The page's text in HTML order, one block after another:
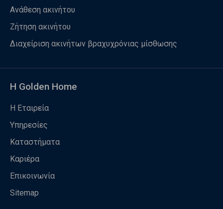
Ανάθεση ακινήτου
Ζήτηση ακινήτου
Διαχείριση ακινήτων βραχυχρόνιας μίσθωσης
Η Golden Home
Η Εταιρεία
Υπηρεσίες
Καταστήματα
Καριέρα
Επικοινωνία
Sitemap